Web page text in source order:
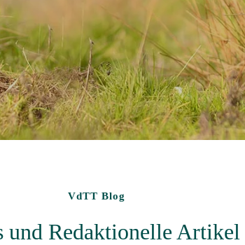
VdTT Blog
und Redaktionelle Artikel